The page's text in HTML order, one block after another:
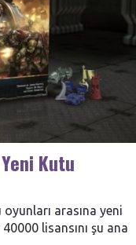
Kutu
arasına yeni
lisansını şu ana